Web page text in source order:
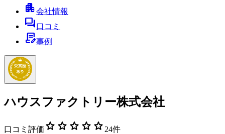
apartment会社情報
forum口コミ
contract_edit事例
ハウスファクトリー株式会社
口コミ評価 star star star star star 24件